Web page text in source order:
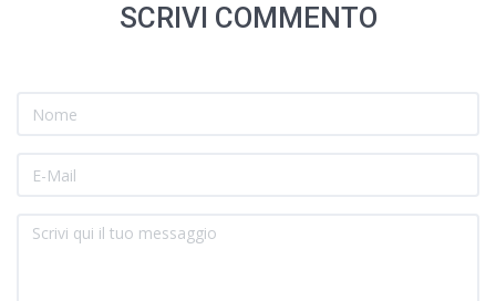
SCRIVI COMMENTO